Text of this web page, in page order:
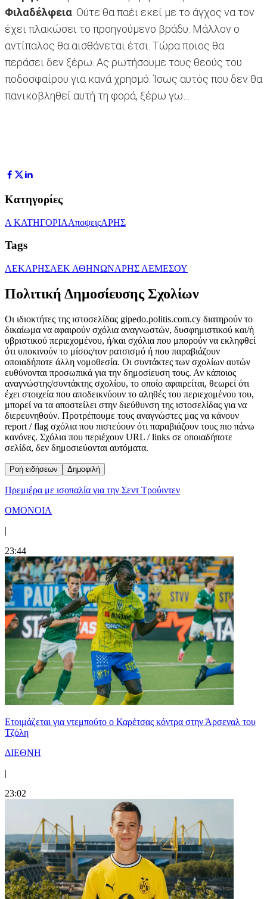
Φιλαδέλφεια . Ούτε θα παέι εκεί με το άγχος να τον
έχει πλακώσει το προηγούμενο βράδυ. Μάλλον ο
αντίπαλος θα αισθάνεται έτσι. Τώρα ποιος θα
περάσει δεν ξέρω. Ας ρωτήσουμε τους θεούς του
ποδοσφαίρου για κανά χρησμό. Ίσως αυτός που δεν θα
πανικοβληθεί αυτή τη φορά, ξέρω γω…
Κατηγορίες
Α ΚΑΤΗΓΟΡΙΑΑποψειςΑΡΗΣ
Tags
ΑΕΚΑΡΗΣΑΕΚ ΑΘΗΝΩΝΑΡΗΣ ΛΕΜΕΣΟΥ
Πολιτική Δημοσίευσης Σχολίων
Οι ιδιοκτήτες της ιστοσελίδας gipedo.politis.com.cy διατηρούν το
δικαίωμα να αφαιρούν σχόλια αναγνωστών, δυσφημιστικού και/ή
υβριστικού περιεχομένου, ή/και σχόλια που μπορούν να εκληφθεί
ότι υποκινούν το μίσος/τον ρατσισμό ή που παραβιάζουν
οποιαδήποτε άλλη νομοθεσία. Οι συντάκτες των σχολίων αυτών
ευθύνονται προσωπικά για την δημοσίευση τους. Αν κάποιος
αναγνώστης/συντάκτης σχολίου, το οποίο αφαιρείται, θεωρεί ότι
έχει στοιχεία που αποδεικνύουν το αληθές του περιεχομένου του,
μπορεί να τα αποστείλει στην διεύθυνση της ιστοσελίδας για να
διερευνηθούν. Προτρέπουμε τους αναγνώστες μας να κάνουν
report / flag σχόλια που πιστεύουν ότι παραβιάζουν τους πιο πάνω
κανόνες. Σχόλια που περιέχουν URL / links σε οποιαδήποτε
σελίδα, δεν δημοσιεύονται αυτόματα.
Ροή ειδήσεων Δημοφιλή
Πρεμιέρα με ισοπαλία για την Σεντ Τρούιντεν
ΟΜΟΝΟΙΑ
|
23:44
Ετοιμάζεται για ντεμπούτο ο Καρέτσας κόντρα στην Άρσεναλ του
Τζόλη
ΔΙΕΘΝΗ
|
23:02